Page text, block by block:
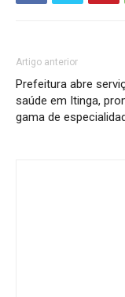
Artigo anterior
Prefeitura abre
saúde em Itinga,
gama de